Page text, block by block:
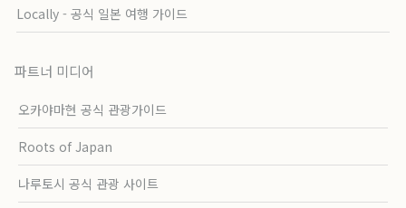
Locally - 공식 일본 여행 가이드
파트너 미디어
오카야마현 공식 관광가이드
Roots of Japan
나루토시 공식 관광 사이트